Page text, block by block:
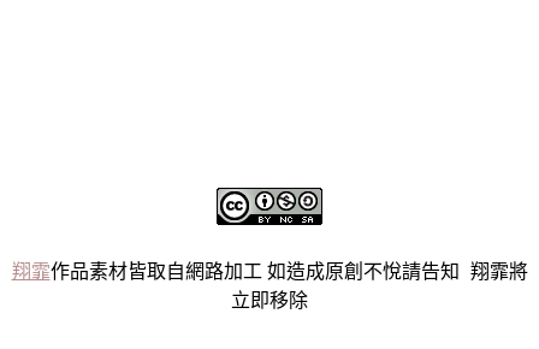
翔霏作品素材皆取自網路加工 如造成原創不悅請告知 翔霏將
立即移除